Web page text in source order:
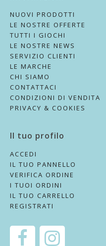
NUOVI PRODOTTI
LE NOSTRE OFFERTE
TUTTI I GIOCHI
LE NOSTRE NEWS
SERVIZIO CLIENTI
LE MARCHE
CHI SIAMO
CONTATTACI
CONDIZIONI DI VENDITA
PRIVACY & COOKIES
Il tuo profilo
ACCEDI
IL TUO PANNELLO
VERIFICA ORDINE
I TUOI ORDINI
IL TUO CARRELLO
REGISTRATI